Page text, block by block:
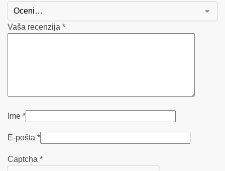
Vaša recenzija *
Ime *
E-pošta *
Captcha *